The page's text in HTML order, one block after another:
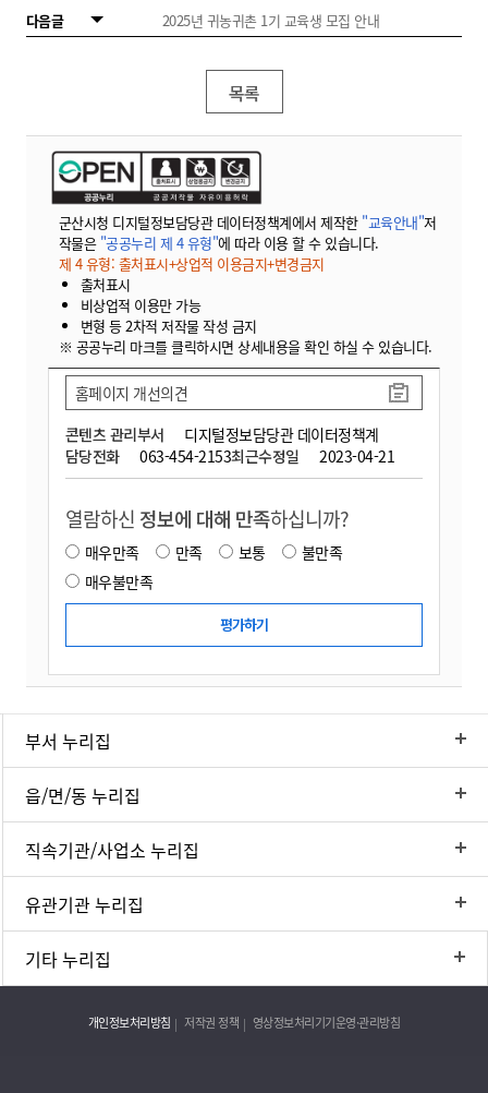
다음글
2025년 귀농귀촌 1기 교육생 모집 안내
목록
군산시청 디지털정보담당관 데이터정책계에서 제작한 "교육안내"저
작물은 "공공누리 제 4 유형"에 따라 이용 할 수 있습니다.
제 4 유형: 출처표시+상업적 이용금지+변경금지
출처표시
비상업적 이용만 가능
변형 등 2차적 저작물 작성 금지
※ 공공누리 마크를 클릭하시면 상세내용을 확인 하실 수 있습니다.
콘텐츠 관리부서
디지털정보담당관 데이터정책계
담당전화
063-454-2153최근수정일 2023-04-21
홈페이지 개선의견
열람하신 정보에 대해 만족하십니까?
매우만족 만족 보통
불만족
매우불만족
부서 누리집
읍/면/동 누리집
직속기관/사업소 누리집
유관기관 누리집
기타 누리집
개인정보처리방침 저작권 정책 영상정보처리기기운영·관리방침